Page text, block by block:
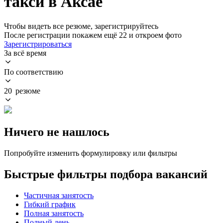
Чтобы видеть все резюме, зарегистрируйтесь
После регистрации покажем ещё 22 и откроем фото
Зарегистрироваться
За всё время
По соответствию
20 резюме
Ничего не нашлось
Попробуйте изменить формулировку или фильтры
Быстрые фильтры подбора вакансий
Частичная занятость
Гибкий график
Полная занятость